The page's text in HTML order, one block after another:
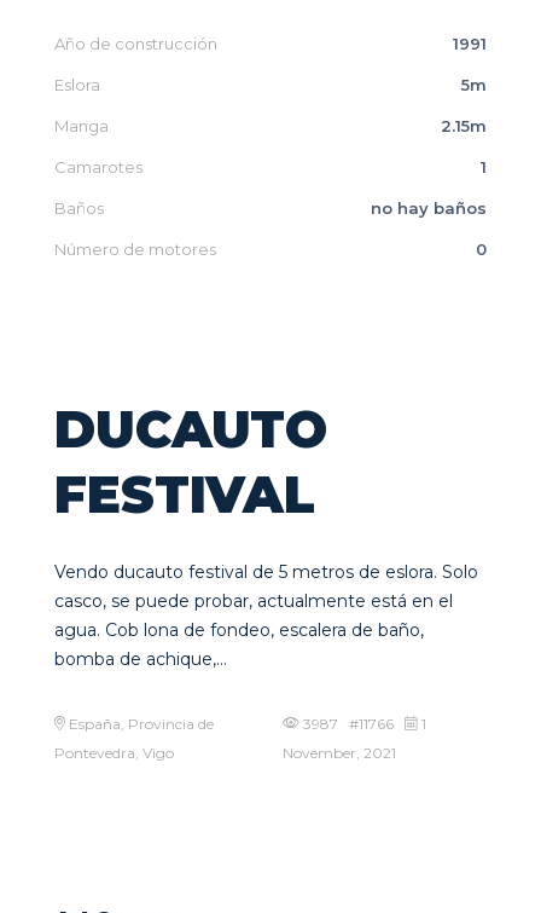
Año de construcción 1991
Eslora 5m
Manga 2.15m
Camarotes 1
Baños no hay baños
Número de motores 0
DUCAUTO
FESTIVAL
Vendo ducauto festival de 5 metros de eslora. Solo
casco, se puede probar, actualmente está en el
agua. Cob lona de fondeo, escalera de baño,
bomba de achique,…
España, Provincia de
Pontevedra, Vigo
3987 #11766
1
November, 2021